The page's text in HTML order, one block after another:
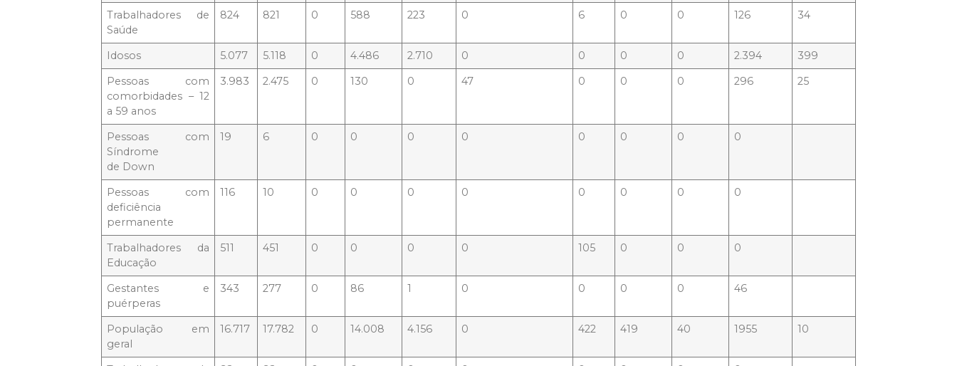
Trabalhadores de
Saúde
824 821 0 588 223 0 6 0 0 126 34
Idosos 5.077 5.118 0 4.486 2.710 0 0 0 0 2.394
399
Pessoas com
comorbidades – 12
a 59 anos
3.983 2.475 0 130 0 47 0 0 0 296 25
Pessoas com
Síndrome
de Down
19 6 0 0 0 0 0 0 0 0
Pessoas com
deficiência
permanente
116 10 0 0 0 0 0 0 0 0
Trabalhadores da
Educação
511 451 0 0 0 0 105 0 0 0
Gestantes e
puérperas
343 277 0 86 1 0 0 0 0 46
População em
geral
16.717 17.782 0 14.008 4.156 0 422 419 40 1955 10